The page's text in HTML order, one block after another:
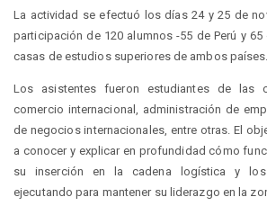
La actividad se efectuó los días 24 y 25 de
participación de 120 alumnos -55 de Perú y
casas de estudios superiores de ambos países.
Los asistentes fueron estudiantes de las
comercio internacional, administración de
de negocios internacionales, entre otras. El
a conocer y explicar en profundidad cómo
su inserción en la cadena logística y
ejecutando para mantener su liderazgo en la